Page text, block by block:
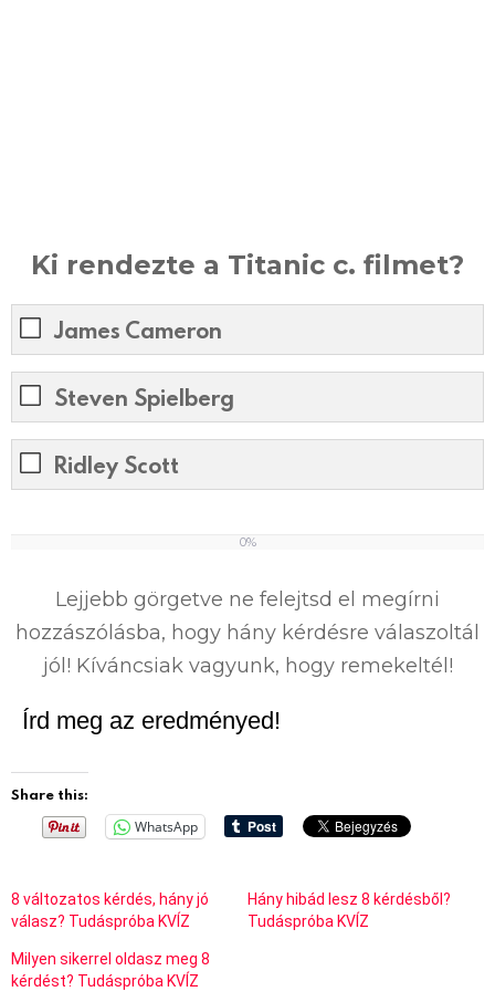
Ki rendezte a Titanic c. filmet?
James Cameron
Steven Spielberg
Ridley Scott
0%
Lejjebb görgetve ne felejtsd el megírni
hozzászólásba, hogy hány kérdésre válaszoltál
jól! Kíváncsiak vagyunk, hogy remekeltél!
Írd meg az eredményed!
Share this:
WhatsApp
8 változatos kérdés, hány jó
válasz? Tudáspróba KVÍZ
Hány hibád lesz 8 kérdésből?
Tudáspróba KVÍZ
Milyen sikerrel oldasz meg 8
kérdést? Tudáspróba KVÍZ